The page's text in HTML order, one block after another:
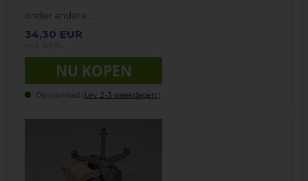
onder andere…
34,30 EUR
Op voorraad (Lev. 2-3 weekdagen. ).